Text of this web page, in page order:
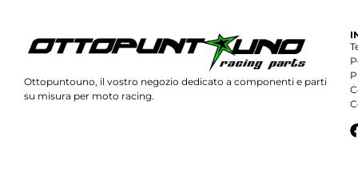
Ottopuntouno, il vostro negozio dedicato a componenti e parti
su misura per moto racing.